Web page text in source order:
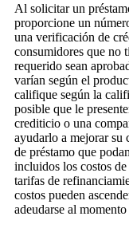
Al solicitar un
proporcione un
una verificación de
consumidores que no
requerido sean
varían según el
califique según la
posible que le
crediticio o una
ayudarlo a mejorar su
de préstamo que
incluidos los costos
tarifas de
costos pueden
adeudarse al